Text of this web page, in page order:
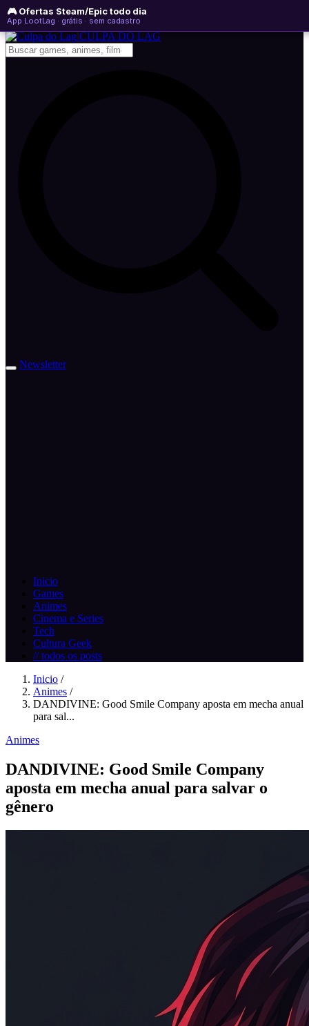
🎮 Ofertas Steam/Epic todo dia
App LootLag · grátis · sem cadastro
sábado, 08 de agosto de 2026 WhatsApp
Newsletter
CULPA DO LAG
Newsletter
Inicio
Games
Animes
Cinema e Series
Tech
Cultura Geek
// todos os posts
Inicio /
Animes /
DANDIVINE: Good Smile Company aposta em mecha anual
para sal...
Animes
DANDIVINE: Good Smile Company
aposta em mecha anual para salvar o
gênero